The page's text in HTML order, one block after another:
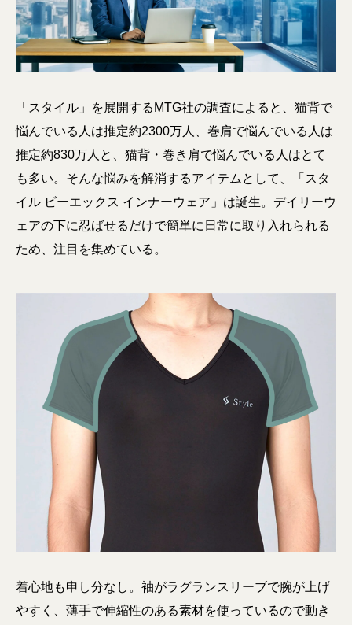
「スタイル」を展開するMTG社の調査によると、猫背で
悩んでいる人は推定約2300万人、巻肩で悩んでいる人は
推定約830万人と、猫背・巻き肩で悩んでいる人はとて
も多い。そんな悩みを解消するアイテムとして、「スタ
イル ビーエックス インナーウェア」は誕生。デイリーウ
ェアの下に忍ばせるだけで簡単に日常に取り入れられる
ため、注目を集めている。
着心地も申し分なし。袖がラグランスリーブで腕が上げ
やすく、薄手で伸縮性のある素材を使っているので動き